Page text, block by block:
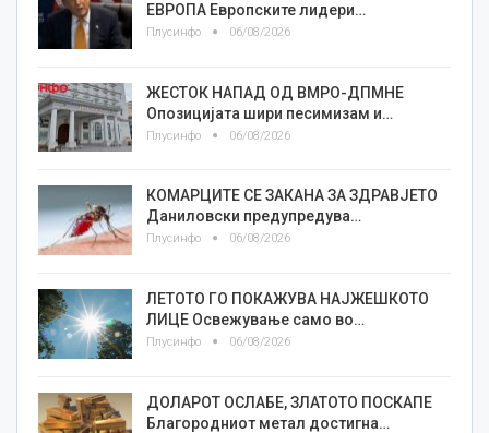
ЕВРОПА Европските лидери…
Плусинфо 06/08/2026
ЖЕСТОК НАПАД ОД ВМРО-ДПМНЕ
Опозицијата шири песимизам и…
Плусинфо 06/08/2026
КОМАРЦИТЕ СЕ ЗАКАНА ЗА ЗДРАВЈЕТО
Даниловски предупредува…
Плусинфо 06/08/2026
ЛЕТОТО ГО ПОКАЖУВА НАЈЖЕШКОТО
ЛИЦE Освежување само во…
Плусинфо 06/08/2026
ДОЛАРОТ ОСЛАБЕ, ЗЛАТОТО ПОСКАПЕ
Благородниот метал достигна…